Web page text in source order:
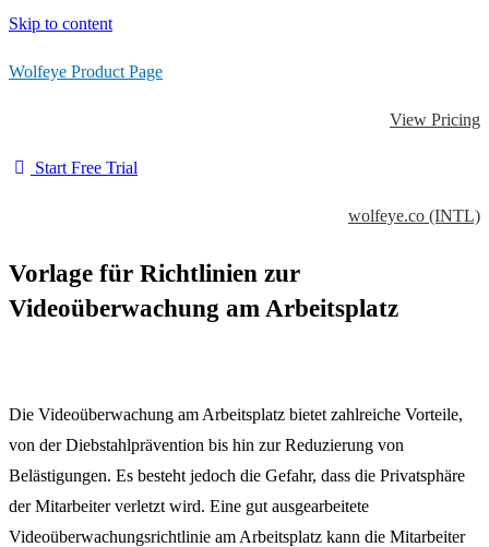
Skip to content
Wolfeye Product Page
View Pricing
Start Free Trial
wolfeye.co (INTL)
Vorlage für Richtlinien zur
Videoüberwachung am Arbeitsplatz
Die Videoüberwachung am Arbeitsplatz bietet zahlreiche Vorteile,
von der Diebstahlprävention bis hin zur Reduzierung von
Belästigungen. Es besteht jedoch die Gefahr, dass die Privatsphäre
der Mitarbeiter verletzt wird. Eine gut ausgearbeitete
Videoüberwachungsrichtlinie am Arbeitsplatz kann die Mitarbeiter